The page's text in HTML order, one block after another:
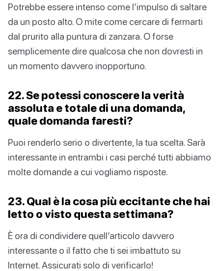
Potrebbe essere intenso come l’impulso di saltare
da un posto alto. O mite come cercare di fermarti
dal prurito alla puntura di zanzara. O forse
semplicemente dire qualcosa che non dovresti in
un momento davvero inopportuno.
22. Se potessi conoscere la verità
assoluta e totale di una domanda,
quale domanda faresti?
Puoi renderlo serio o divertente, la tua scelta. Sarà
interessante in entrambi i casi perché tutti abbiamo
molte domande a cui vogliamo risposte.
23. Qual è la cosa più eccitante che hai
letto o visto questa settimana?
È ora di condividere quell’articolo davvero
interessante o il fatto che ti sei imbattuto su
Internet. Assicurati solo di verificarlo!